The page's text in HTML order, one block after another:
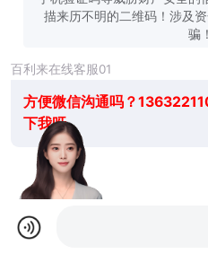
描来历不明的二维码！涉及
骗！
百利来在线客服01
方便微信沟通吗？
下我呀